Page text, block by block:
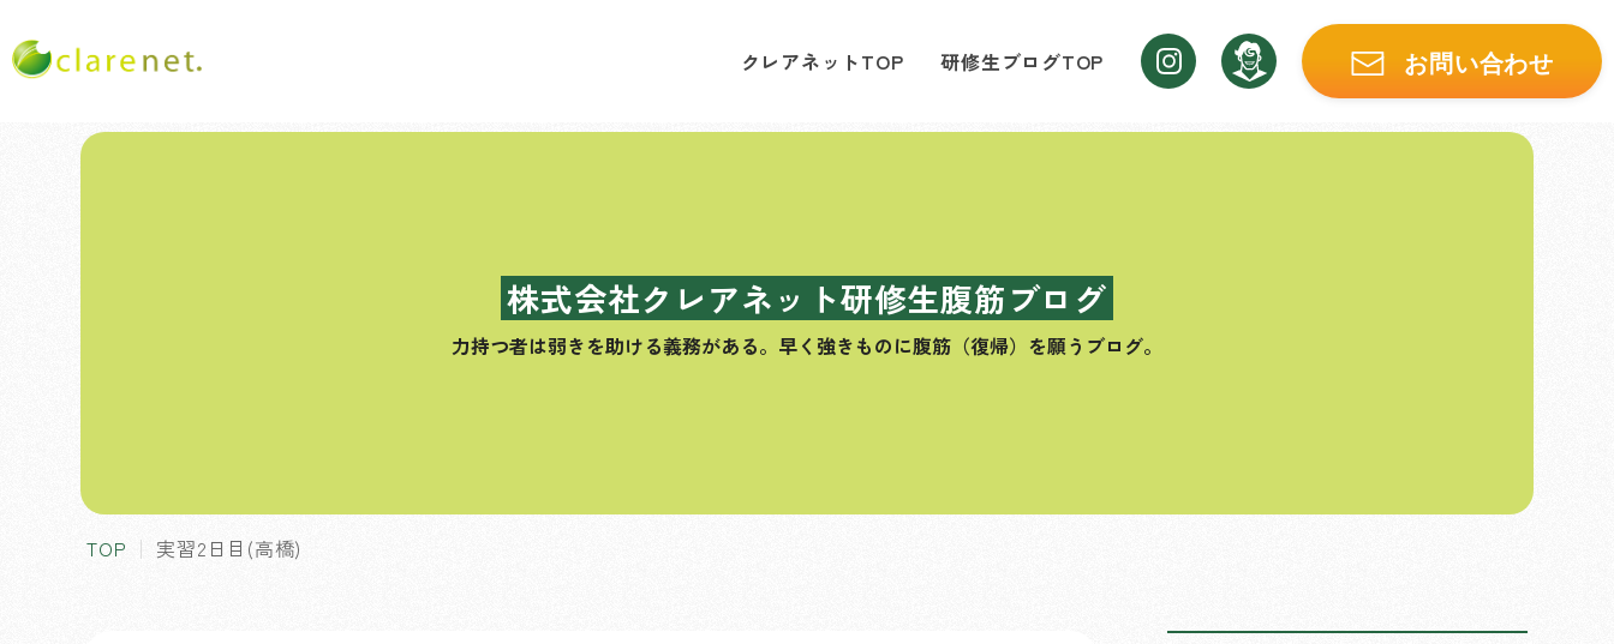
クレアネットTOP 研修生ブログTOP お問い合わせ
株式会社クレアネット研修生腹筋ブログ
力持つ者は弱きを助ける義務がある。 早く強きものに腹筋（復帰）を願うブログ。
TOP 実習2日目(高橋)